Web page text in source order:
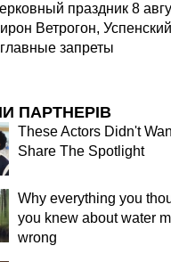
праздник 8
Ветрогон,
запреты
ПАРТНЕРІВ
These Actors Didn't
Share The Spotlight
Why everything you
you knew about water
wrong